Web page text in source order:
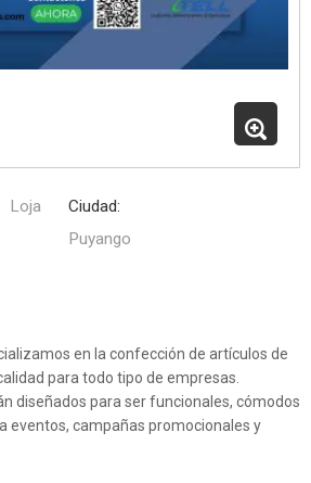
Loja
Ciudad:
Puyango
en la confección de artículos de
para todo tipo de empresas.
diseñados para ser funcionales, cómodos
eventos, campañas promocionales y